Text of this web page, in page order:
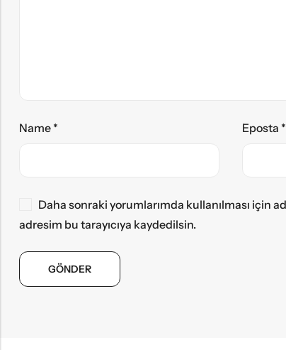
Name * Eposta *
Daha sonraki yorumlarımda kullanılması için
adresim bu tarayıcıya kaydedilsin.